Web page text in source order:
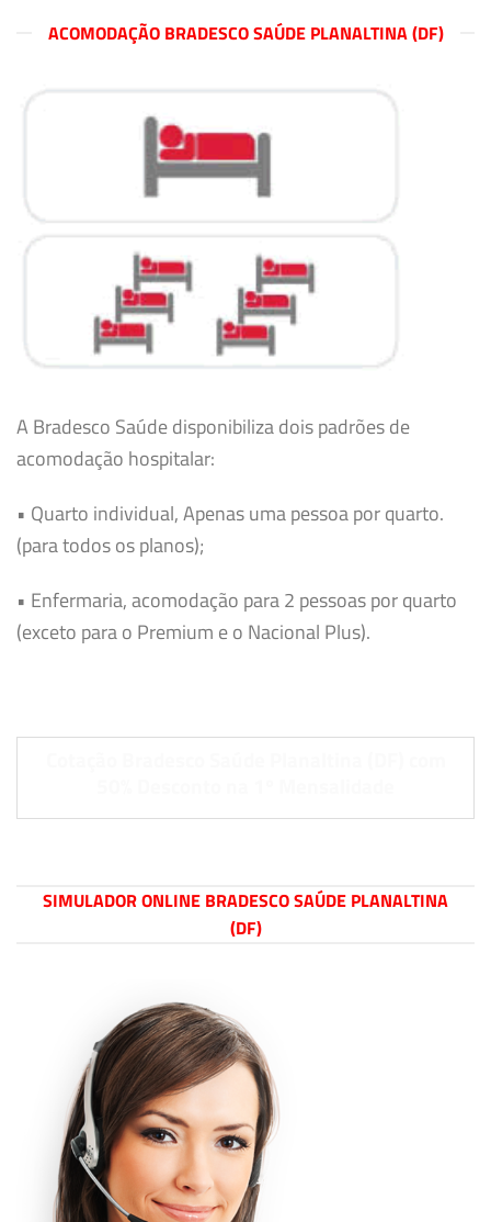
ACOMODAÇÃO BRADESCO SAÚDE PLANALTINA (DF)
A Bradesco Saúde disponibiliza dois padrões de
acomodação hospitalar:
• Quarto individual, Apenas uma pessoa por quarto.
(para todos os planos);
• Enfermaria, acomodação para 2 pessoas por quarto
(exceto para o Premium e o Nacional Plus).
SIMULADOR ONLINE BRADESCO SAÚDE PLANALTINA
(DF)